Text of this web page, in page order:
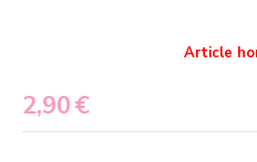
2,90€
Article